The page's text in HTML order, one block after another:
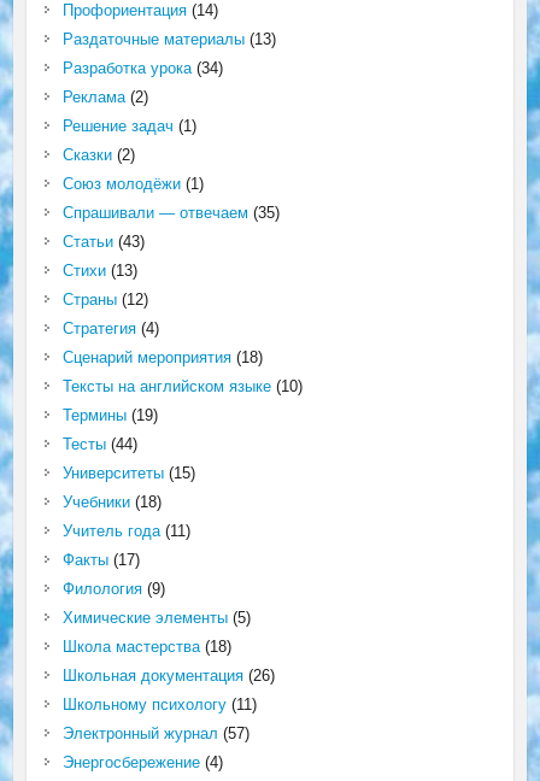
Профориентация(14)
Раздаточные материалы(13)
Разработка урока(34)
Реклама(2)
Решение задач (1)
Сказки(2)
Союз молодёжи(1)
Спрашивали — отвечаем (35)
Статьи(43)
Стихи(13)
Страны(12)
Стратегия(4)
Сценарий мероприятия(18)
Тексты на английском языке(10)
Термины(19)
Тесты(44)
Университеты(15)
Учебники(18)
Учитель года(11)
Факты(17)
Филология(9)
Химические элементы(5)
Школа мастерства(18)
Школьная документация(26)
Школьному психологу(11)
Электронный журнал (57)
Энергосбережение(4)